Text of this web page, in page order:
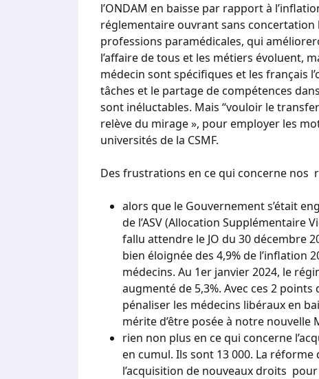
l’ONDAM en baisse par rapport à
réglementaire ouvrant sans
professions paramédicales, qui
l’affaire de tous et les métiers évoluent,
médecin sont spécifiques et les français
tâches et le partage de compétences
sont inéluctables. Mais “vouloir le
relève du mirage », pour employer les
universités de la CSMF.
Des frustrations en ce qui concerne nos
alors que le Gouvernement s’était
de l’ASV (Allocation Supplémentaire
fallu attendre le JO du 30 décembre
bien éloignée des 4,9% de l’inflation
médecins. Au 1er janvier 2024, le
augmenté de 5,3%. Avec ces 2 points
pénaliser les médecins libéraux en
mérite d’être posée à notre nouvelle
rien non plus en ce qui concerne
en cumul. Ils sont 13 000. La
l’acquisition de nouveaux droits